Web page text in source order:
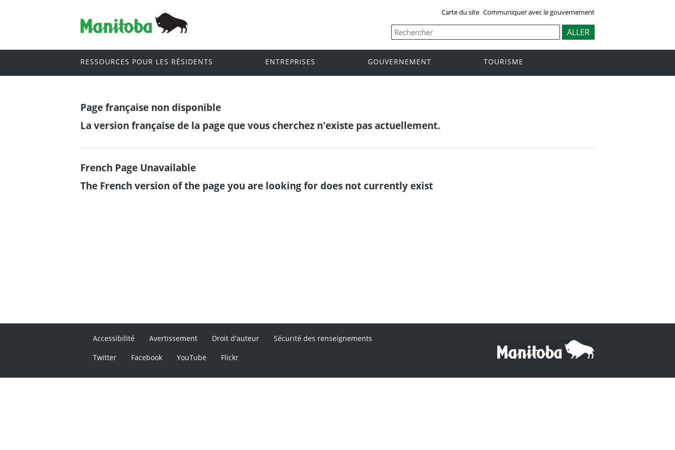
Carte du site Communiquer avec le gouvernement
RESSOURCES POUR LES RÉSIDENTS ENTREPRISES GOUVERNEMENT TOURISME
Page française non disponible
La version française de la page que vous cherchez n'existe pas actuellement.
French Page Unavailable
The French version of the page you are looking for does not currently exist
Accessibilité Avertissement Droit d'auteur
Sécurité des renseignements
Twitter
Facebook YouTube Flickr